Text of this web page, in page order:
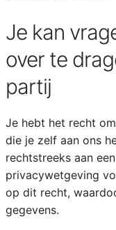
Je kan
over te
partij
Je hebt het recht
die je zelf aan ons
rechtstreeks aan
privacywetgeving
op dit recht,
gegevens.